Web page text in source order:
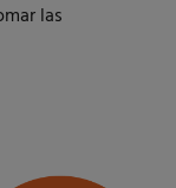
las